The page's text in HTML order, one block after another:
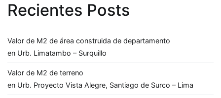
Recientes Posts
Valor de M2 de área construida de departamento
en Urb. Limatambo – Surquillo
Valor de M2 de terreno
en Urb. Proyecto Vista Alegre, Santiago de Surco – Lima